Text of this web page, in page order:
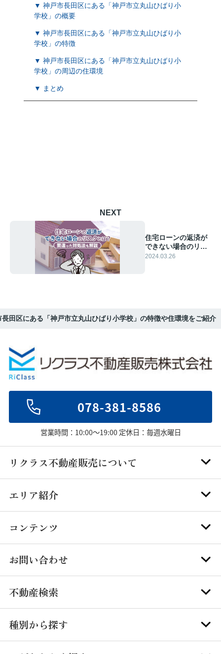
▼ 神戸市長田区にある「神戸市立丸山ひばり小
学校」の概要
▼ 神戸市長田区にある「神戸市立丸山ひばり小
学校」の特徴
▼ 神戸市長田区にある「神戸市立丸山ひばり小
学校」の周辺の住環境
▼ まとめ
NEXT
住宅ローンの返済が
できない場合のリス
クとは？間違った対
2024.03.26
長田区にある「神戸市立丸山ひばり小学校」の特徴や住環境をご紹介
078-381-8586
営業時間：10:00～19:00 定休日：毎週水曜日
リクラス不動産販売について
エリア紹介
コンテンツ
お問い合わせ
不動産検索
種別から探す